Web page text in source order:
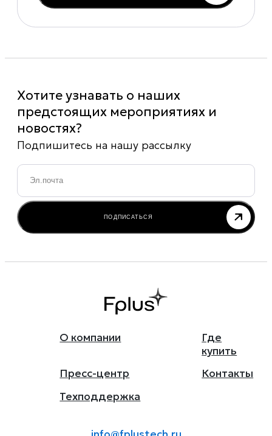
Хотите узнавать о наших
предстоящих мероприятиях и
новостях?
Подпишитесь на нашу рассылку
Email
ПОДПИСАТЬСЯ
О компании
Где
купить
Пресс-центр
Контакты
Техподдержка